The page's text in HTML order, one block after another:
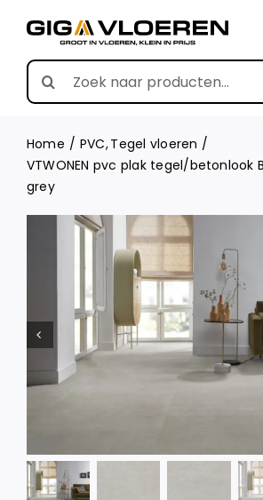
content
Search
for:
Home PVC Tegel vloeren
VTWONEN pvc plak tegel/betonlook
grey